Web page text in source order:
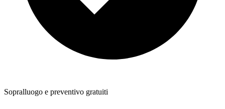
Sopralluogo e preventivo gratuiti